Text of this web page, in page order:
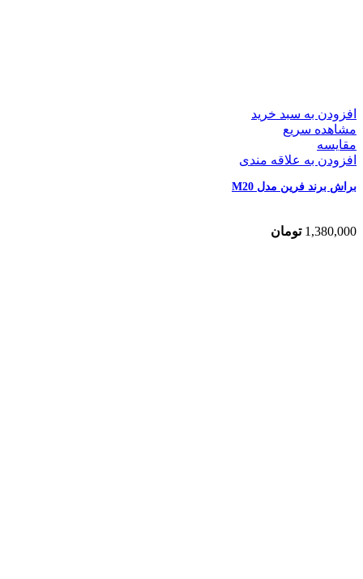
افزودن به سبد خرید
مشاهده سریع
مقایسه
افزودن به علاقه مندی
براش برند فرین مدل M20
1,380,000 تومان